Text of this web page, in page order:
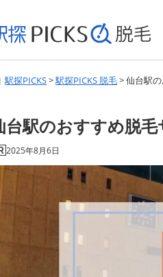
駅探PICKS>駅探PICKS 脱毛>仙台駅
台駅のおすすめ脱
2025年8月6日